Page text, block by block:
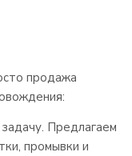
продажа
Предлагаем
промывки и